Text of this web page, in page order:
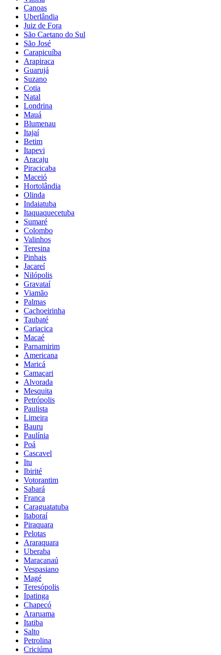
Canoas
Uberlândia
Juiz de Fora
São Caetano do Sul
São José
Carapicuíba
Arapiraca
Guarujá
Suzano
Cotia
Natal
Londrina
Mauá
Blumenau
Itajaí
Betim
Itapevi
Aracaju
Piracicaba
Maceió
Hortolândia
Olinda
Indaiatuba
Itaquaquecetuba
Sumaré
Colombo
Valinhos
Teresina
Pinhais
Jacareí
Nilópolis
Gravataí
Viamão
Palmas
Cachoeirinha
Taubaté
Cariacica
Macaé
Parnamirim
Americana
Maricá
Camaçari
Alvorada
Mesquita
Petrópolis
Paulista
Limeira
Bauru
Paulínia
Poá
Cascavel
Itu
Ibirité
Votorantim
Sabará
Franca
Caraguatatuba
Itaboraí
Piraquara
Pelotas
Araraquara
Uberaba
Maracanaú
Vespasiano
Magé
Teresópolis
Ipatinga
Chapecó
Araruama
Itatiba
Salto
Petrolina
Criciúma